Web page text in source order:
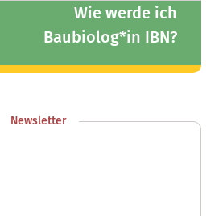
Wie werde ich
Baubiolog*in IBN?
Newsletter